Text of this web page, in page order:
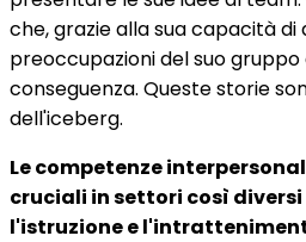
che, grazie alla sua capacità
preoccupazioni del suo gruppo
conseguenza. Queste storie
dell'iceberg.
Le competenze
cruciali in settori così
l'istruzione e